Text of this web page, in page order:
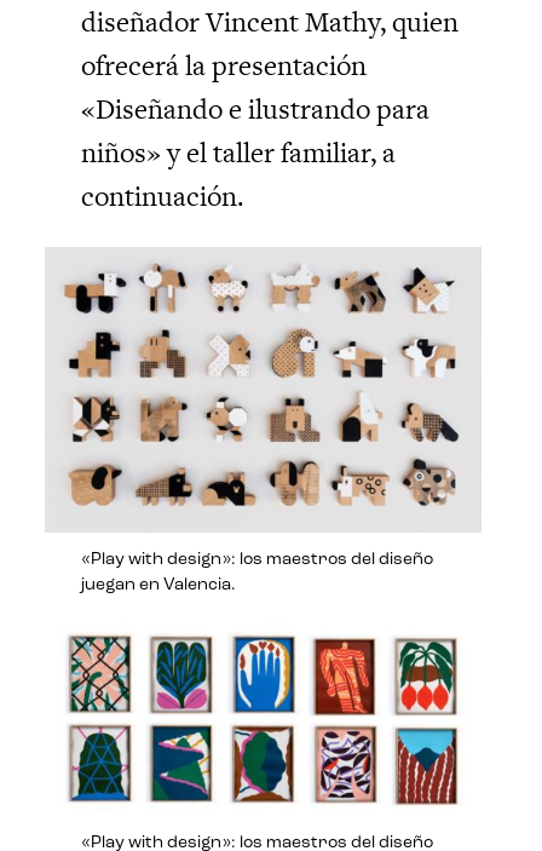
diseñador Vincent Mathy, quien
ofrecerá la presentación
«Diseñando e ilustrando para
niños» y el taller familiar, a
continuación.
«Play with design»: los maestros del diseño
juegan en Valencia.
«Play with design»: los maestros del diseño